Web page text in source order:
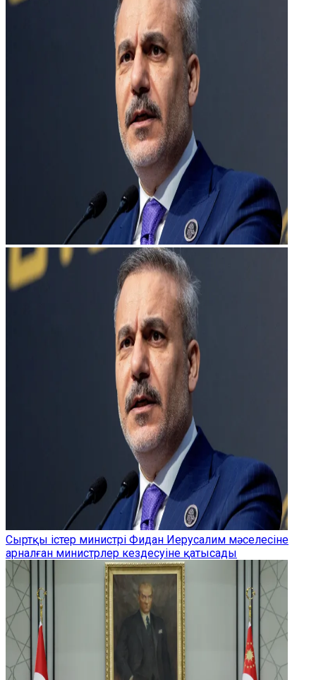
Сыртқы істер министрі Фидан Иерусалим мәселесіне
арналған министрлер кездесуіне қатысады